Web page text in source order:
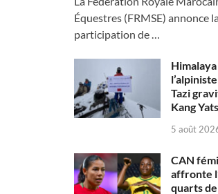
Équestres (FRMSE) annonce
participation de …
Himalaya
Tazi
Kang
5 août
CAN
affronte
quarts